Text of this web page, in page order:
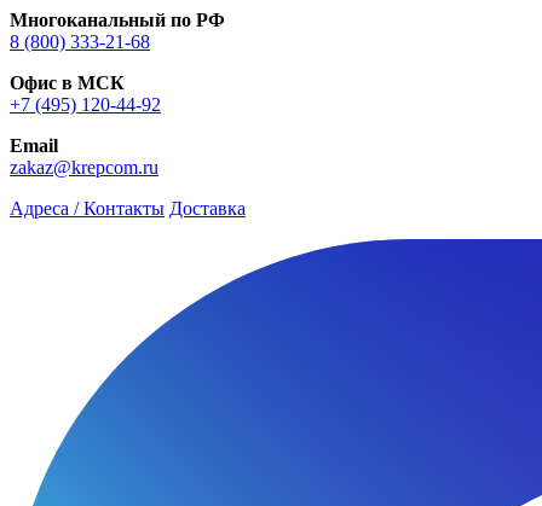
Многоканальный по РФ
8 (800) 333‑21-68
Офис в МСК
+7 (495) 120-44-92
Email
zakaz@krepcom.ru
Адреса / Контакты Доставка